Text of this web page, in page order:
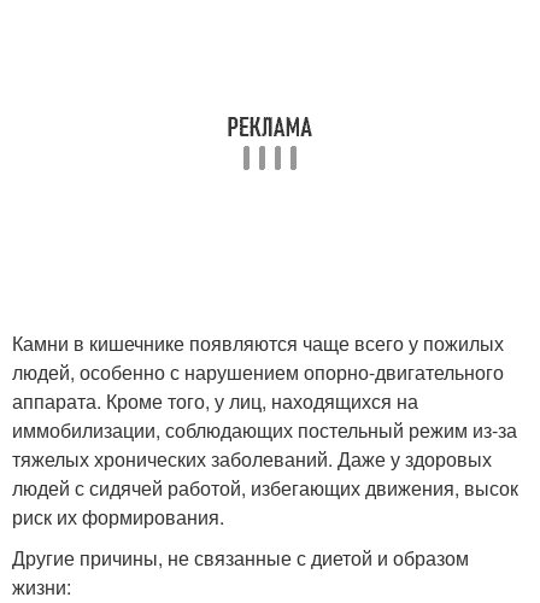
Камни в кишечнике появляются чаще всего у пожилых
людей, особенно с нарушением опорно-двигательного
аппарата. Кроме того, у лиц, находящихся на
иммобилизации, соблюдающих постельный режим из-за
тяжелых хронических заболеваний. Даже у здоровых
людей с сидячей работой, избегающих движения, высок
риск их формирования.
Другие причины, не связанные с диетой и образом
жизни: